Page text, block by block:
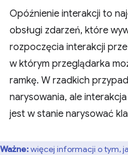
Opóźnienie interakcji to
obsługi zdarzeń, które
rozpoczęcia interakcji
w którym przeglądarka
ramkę. W rzadkich
narysowania, ale
jest w stanie narysować
Ważne:więcej informacji o tym,